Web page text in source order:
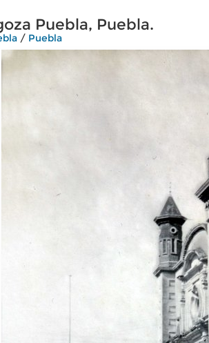
Puebla, Puebla.
/ Puebla